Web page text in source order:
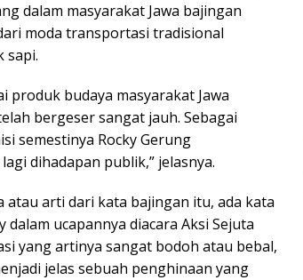
dalam masyarakat Jawa bajingan
moda transportasi tradisional
sapi.
produk budaya masyarakat Jawa
bergeser sangat jauh. Sebagai
semestinya Rocky Gerung
dihadapan publik,” jelasnya.
atau arti dari kata bajingan itu, ada kata
dalam ucapannya diacara Aksi Sejuta
yang artinya sangat bodoh atau bebal,
jelas sebuah penghinaan yang